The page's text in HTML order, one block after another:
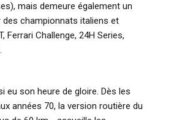
mais demeure également un
championnats italiens et
Ferrari Challenge, 24H Series,
eu son heure de gloire. Dès les
années 70, la version routière du